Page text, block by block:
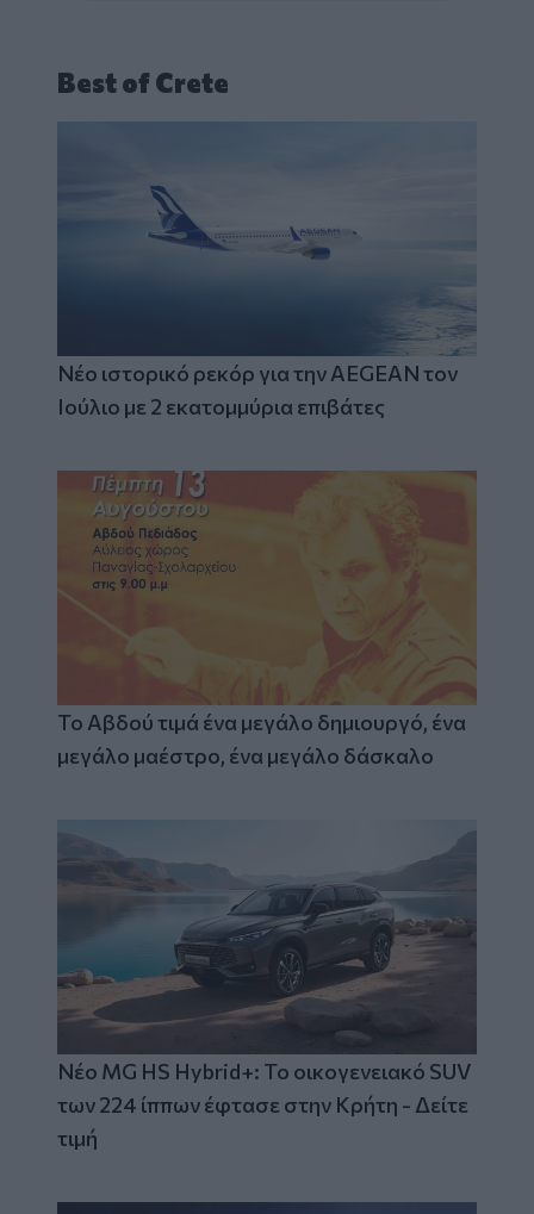
Best of Crete
Νέο ιστορικό ρεκόρ για την AEGEAN τον
Ιούλιο με 2 εκατομμύρια επιβάτες
Το Αβδού τιμά ένα μεγάλο δημιουργό, ένα
μεγάλο μαέστρο, ένα μεγάλο δάσκαλο
Νέο MG HS Hybrid+: Το οικογενειακό SUV
των 224 ίππων έφτασε στην Κρήτη - Δείτε
τιμή